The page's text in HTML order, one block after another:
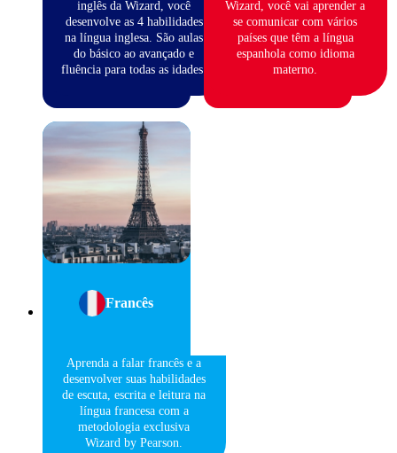
inglês da Wizard, você
desenvolve as 4 habilidades
na língua inglesa. São aulas
do básico ao avançado e
fluência para todas as idades.
Wizard, você vai aprender a
se comunicar com vários
países que têm a língua
espanhola como idioma
materno.
Francês
Aprenda a falar francês e a
desenvolver suas habilidades
de escuta, escrita e leitura na
língua francesa com a
metodologia exclusiva
Wizard by Pearson.